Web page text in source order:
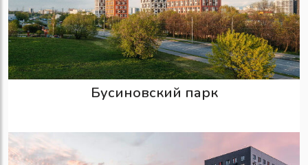
Бусиновский парк